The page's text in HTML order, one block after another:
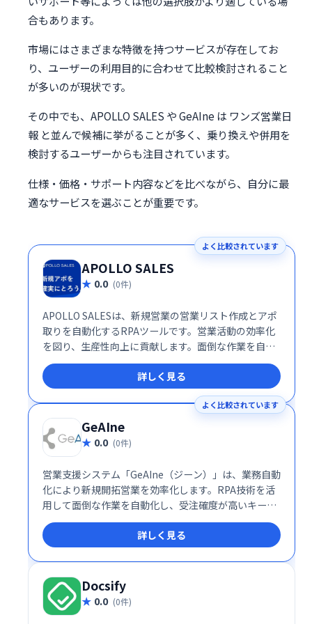
合もあります。
市場にはさまざまな特徴を持つサービスが存在してお
り、ユーザーの利用目的に合わせて比較検討されること
が多いのが現状です。
その中でも、APOLLO SALES や GeAIne は ワンズ営業日
報 と並んで候補に挙がることが多く、乗り換えや併用を
検討するユーザーからも注目されています。
仕様・価格・サポート内容などを比べながら、自分に最
適なサービスを選ぶことが重要です。
よく比較されています
APOLLO SALES
0.0 (0件)
APOLLO SALESは、新規営業の営業リスト作成とアポ
取りを自動化するRPAツールです。営業活動の効率化
を図り、生産性向上に貢献します。面倒な作業を自動
化することで、営業担当者はより重要な業務に集中で
きます。
詳しく見る
よく比較されています
GeAIne
0.0 (0件)
営業支援システム「GeAIne（ジーン）」は、業務自動
化により新規開拓営業を効率化します。RPA技術を活
用して面倒な作業を自動化し、受注確度が高いキーマ
ンへのアプローチ時間を増やすことで、営業力の強化
を支援します。
詳しく見る
Docsify
0.0 (0件)